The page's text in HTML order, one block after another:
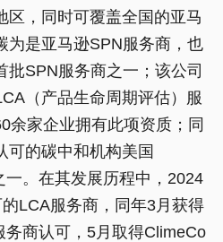
区，同时可覆盖全国的亚马
为是亚马逊SPN服务商，也
SPN服务商之一；该公司
（产品生命周期评估）服
余家企业拥有此项资质；同
可的碳中和机构美国
。在其发展历程中，2024
LCA服务商，同年3月获得
商认可，5月取得ClimeCo